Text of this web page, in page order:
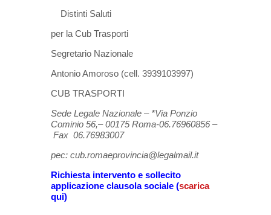
Distinti Saluti
per la Cub Trasporti
Segretario Nazionale
Antonio Amoroso (cell. 3939103997)
CUB TRASPORTI
Sede Legale Nazionale – *Via Ponzio
Cominio 56,– 00175 Roma-06.76960856 –
Fax 06.76983007
pec: cub.romaeprovincia@legalmail.it
Richiesta intervento e sollecito
applicazione clausola sociale (scarica
qui)